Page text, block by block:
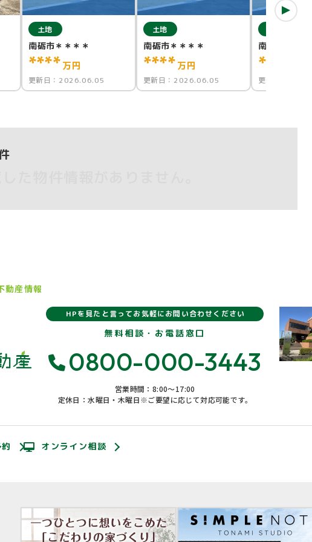
土地
南砺市＊＊＊＊
****万円
更新日： 2026.06.05
土地
南砺市＊＊＊＊
****万円
更新日： 2026.06.05
南砺市＊＊＊
****
更新日：
動産情報
HPを見たと言ってお気軽にお問い合わせください
無料相談・お電話窓口
0800-000-3443
営業時間：8:00〜17:00
定休日：水曜日・木曜日※ご要望に応じて対応可能です。
オンライン相談